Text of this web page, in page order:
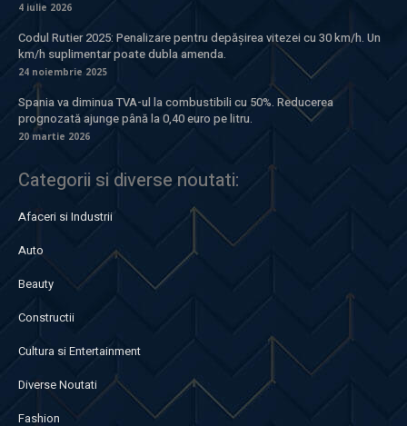
4 iulie 2026
Codul Rutier 2025: Penalizare pentru depășirea vitezei cu 30 km/h. Un
km/h suplimentar poate dubla amenda.
24 noiembrie 2025
Spania va diminua TVA-ul la combustibili cu 50%. Reducerea
prognozată ajunge până la 0,40 euro pe litru.
20 martie 2026
Categorii si diverse noutati:
Afaceri si Industrii
Auto
Beauty
Constructii
Cultura si Entertainment
Diverse Noutati
Fashion